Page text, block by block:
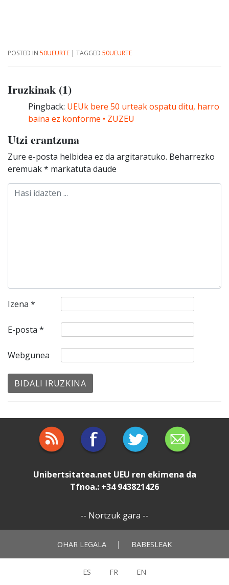
POSTED IN 50UEURTE | TAGGED 50UEURTE
Iruzkinak (1)
Pingback: UEUk bere 50 urteak ospatu ditu, harro
baina ez konforme • ZUZEU
Utzi erantzuna
Zure e-posta helbidea ez da argitaratuko. Beharrezko
eremuak* markatuta daude
Izena *
E-posta *
Webgunea
Unibertsitatea.net UEU ren ekimena da
Tfnoa.: +34 943821426
-- Nortzuk gara --
OHAR LEGALA | BABESLEAK
ES FR EN